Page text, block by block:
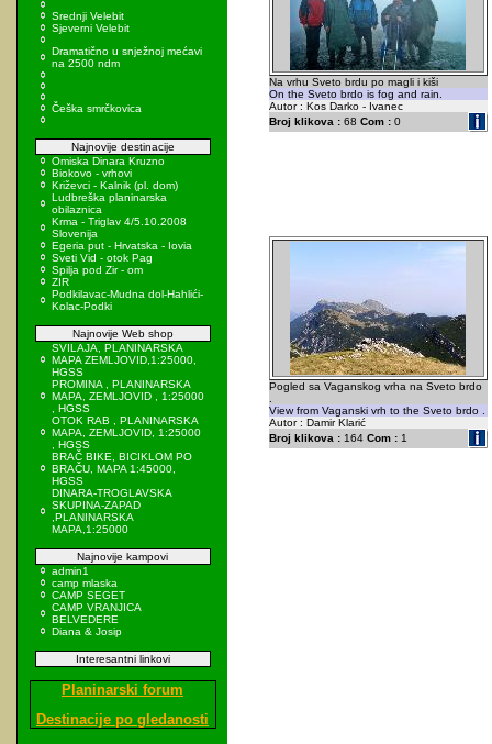
Srednji Velebit
Sjeverni Velebit
Dramatično u snježnoj mećavi
na 2500 ndm
Češka smrčkovica
Najnovije destinacije
Omiska Dinara Kruzno
Biokovo - vrhovi
Križevci - Kalnik (pl. dom)
Ludbreška planinarska
obilaznica
Krma - Triglav 4/5.10.2008
Slovenija
Egeria put - Hrvatska - Iovia
Sveti Vid - otok Pag
Spilja pod Zir - om
ZIR
Podkilavac-Mudna dol-Hahlići-
Kolac-Podki
Najnovije Web shop
SVILAJA, PLANINARSKA
MAPA ZEMLJOVID,1:25000,
HGSS
PROMINA , PLANINARSKA
MAPA, ZEMLJOVID , 1:25000
, HGSS
OTOK RAB , PLANINARSKA
MAPA, ZEMLJOVID, 1:25000
, HGSS
BRAČ BIKE, BICIKLOM PO
BRAČU, MAPA 1:45000,
HGSS
DINARA-TROGLAVSKA
SKUPINA-ZAPAD
,PLANINARSKA
MAPA,1:25000
Najnovije kampovi
admin1
camp mlaska
CAMP SEGET
CAMP VRANJICA
BELVEDERE
Diana & Josip
Interesantni linkovi
Planinarski forum
Destinacije po gledanosti
Na vrhu Sveto brdu po magli i kiši
On the Sveto brdo is fog and rain.
Autor : Kos Darko - Ivanec
Broj klikova :68 Com :0
Pogled sa Vaganskog vrha na Sveto brdo
View from Vaganski vrh to the Sveto brdo .
Autor : Damir Klarić
Broj klikova :164 Com :1